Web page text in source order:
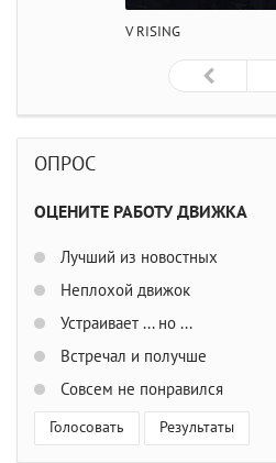
V RISING
ОПРОС
ОЦЕНИТЕ РАБОТУ ДВИЖКА
Лучший из новостных
Неплохой движок
Устраивает ... но ...
Встречал и получше
Совсем не понравился
Голосовать Результаты